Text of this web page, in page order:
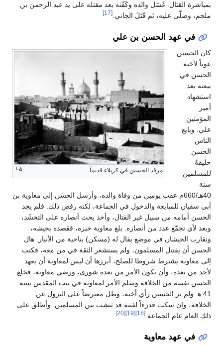
بمباشرة القتال. غَسّل والده وكَفّنه بعد مقتله على يد عبد الرحمن بن
ملجم، وصلّى عليه، ثم قَتَلَ الجاني.[17]
في عهد الحسن بن علي
مرقد الحسين في كربلاء قديماً.
كان الحسين
عوناً لأخيه
الحسن في
بيعته بعد
استشهاد
أمير
المؤمنين
علي. وبايع
الناس
الحسن
خليفةً
للمسلمين
سنة
40هـ/660م عقب يومين من وفاة والده، وأرسل الحسن إلى معاوية بن
أبي سفيان للمبايعة والدخول في الجماعة، لكنه رفض ذلك. فلم يجد
الحسن أمامه من سبيل غير القتال، وأخذ يحث أنصاره على التحشّد،
وبعد لأي تجمّع عدد من أنصاره. بلغ معاوية خبره، فقصده بجيشه،
وتقارب الجيشان في موضع يقال له (مسكن) بناحية من الأنبار. هال
الحسن أن يقتتل المسلمون، ولم يستشعر الثقة في من معه، فكتب
إلى معاوية يشترط شروطا للصلح، أبرزها أن ليس لمعاوية أن يعهد
لأحد من بعده، وأن يكون الأمر من بعده شورى، ورضي معاوية، فخلع
الحسن نفسه من الخلافة وسلم الأمر لمعاوية في بيت المقدس سنة
41 ه‍. ولم ير الحسين رأي أخيه، وظل معترضاً على النزول عن
الخلافة، وإن سكت فدرءاً لفتنة قد تنشب بين المسلمين. وأطلق على
ذلك العام عام الجماعة. [18]
[19]
[20]
في عهد معاوية